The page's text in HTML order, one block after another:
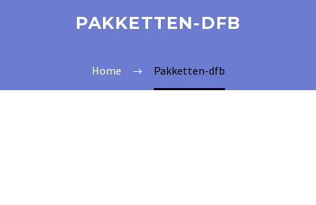
PAKKETTEN-DFB
Home Pakketten-dfb